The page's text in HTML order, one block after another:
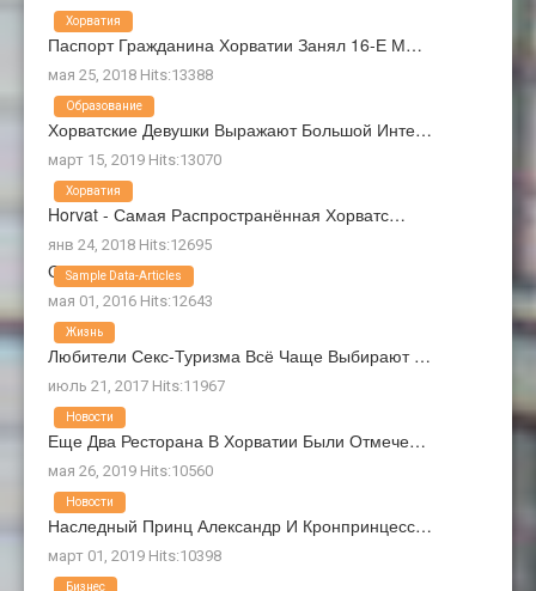
Паспорт Гражданина Хорватии Занял 16-Е М…
мая 25, 2018 Hits:13388
Хорватия
Хорватские Девушки Выражают Большой Инте…
март 15, 2019 Hits:13070
Образование
Horvat - Самая Распространённая Хорватс…
янв 24, 2018 Hits:12695
Хорватия
О Нас
мая 01, 2016 Hits:12643
Sample Data-Articles
Любители Секс-Туризма Всё Чаще Выбирают …
июль 21, 2017 Hits:11967
Жизнь
Еще Два Ресторана В Хорватии Были Отмече…
мая 26, 2019 Hits:10560
Новости
Наследный Принц Александр И Кронпринцесс…
март 01, 2019 Hits:10398
Новости
Бизнес